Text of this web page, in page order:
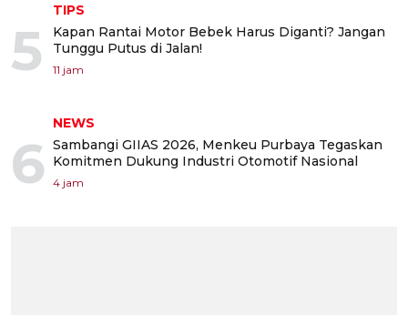
5
TIPS
Kapan Rantai Motor Bebek Harus Diganti? Jangan
Tunggu Putus di Jalan!
11 jam
6
NEWS
Sambangi GIIAS 2026, Menkeu Purbaya Tegaskan
Komitmen Dukung Industri Otomotif Nasional
4 jam